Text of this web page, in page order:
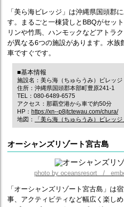
「美ら海ビレッジ」は沖縄県国頭郡
す。まるごと一棟貸しとBBQがセッ
リンや竹馬、ハンモックなどアトラ
が異なる6つの施設があります。水族
車ですぐです。
■基本情報
施設名：美ら海（ちゅらうみ）ビレッジ
住所：沖縄県国頭郡本部町豊原241-1
TEL：080-6489-6575
アクセス：那覇空港から車で約50分
HP： https://xn--p8jtctewau.com/chura/
地図：
「美ら海（ちゅらうみ）ビレッ
オーシャンズリゾート宮古島
photo by oceansresort /
「オーシャンズリゾート宮古島」は
事、アクティビティなど幅広く楽し